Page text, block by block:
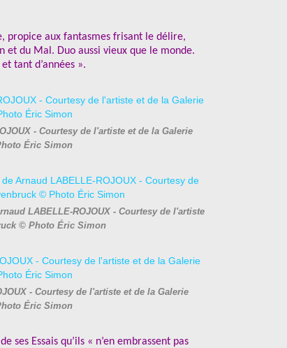
propice aux fantasmes frisant le délire,
et du Mal. Duo aussi vieux que le monde.
tant d’années ».
- Courtesy de l'artiste et de la Galerie
Éric Simon
LABELLE-ROJOUX - Courtesy de l'artiste
© Photo Éric Simon
- Courtesy de l'artiste et de la Galerie
Éric Simon
ses Essais qu’ils « n’en embrassent pas